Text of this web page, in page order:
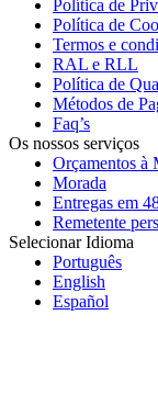
Política de
Política de
Termos e
RAL e RLL
Política de
Métodos de
Faq’s
Os nossos serviços
Orçamentos à
Morada
Entregas em
Remetente
Selecionar Idioma
Português
English
Español